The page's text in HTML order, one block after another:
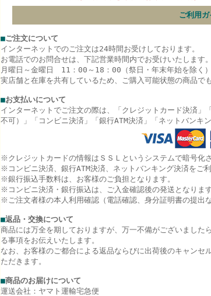
ご利用ガ
■ご注文について
インターネットでのご注文は24時間お受けしております。
お電話でのお問合せは、下記営業時間内でお受けいたします。
月曜日～金曜日 11：00～18：00（祭日・年末年始を除
実店舗と在庫を共有しているため、ご購入可能状態の商品で
■お支払いについて
インターネットでご注文の際は、「クレジットカード決済
不可）」
「コンビニ決済」 「銀行ATM決済」「ネットバンキ
※クレジットカードの情報はＳＳＬというシステムで暗号化
※コンビニ決済、銀行ATM決済、ネットバンキング決済をご
※銀行振込手数料は、お客様のご負担となります。
※コンビニ決済・銀行振込は、ご入金確認後の発送となりま
※ご注文者様の本人利用確認（電話確認、身分証明書の提出
■返品・交換について
商品には万全を期しておりますが、万一不備がございました
る事項をお伝えいたします。
なお、お客様のご都合による返品ならびに出荷後のキャンセ
ただきます。
■商品のお届けについて
運送会社：ヤマト運輸宅急便